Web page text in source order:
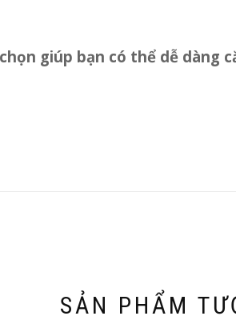
giúp bạn có thể dễ
SẢN PHẨM